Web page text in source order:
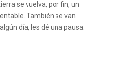
se vuelva, por fin, un
También se van
día, les dé una pausa.